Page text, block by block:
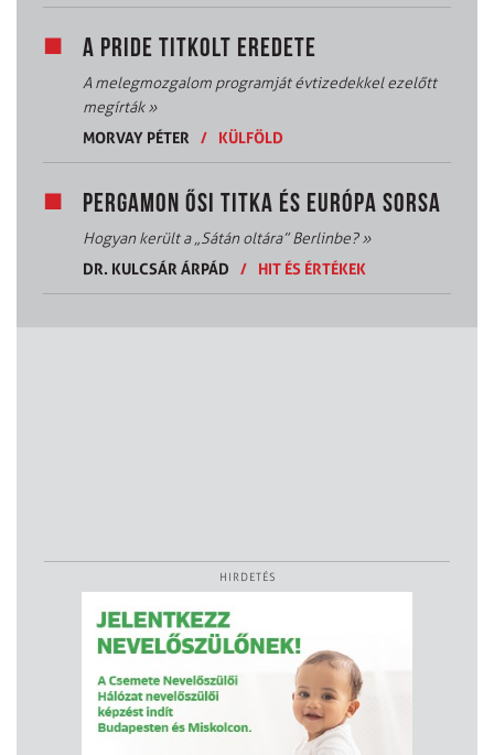
A PRIDE TITKOLT EREDETE
A melegmozgalom programját évtizedekkel ezelőtt
megírták»
MORVAY PÉTER
/ KÜLFÖLD
PERGAMON ŐSI TITKA ÉS EURÓPA SORSA
Hogyan került a „Sátán oltára” Berlinbe?»
DR. KULCSÁR ÁRPÁD
/ HIT ÉS ÉRTÉKEK
HIRDETÉS